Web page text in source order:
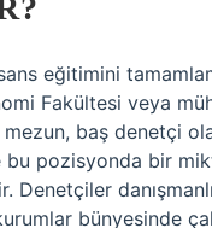
eğitimini
Fakültesi veya
baş denetçi
bu pozisyonda bir
Denetçiler
bünyesinde